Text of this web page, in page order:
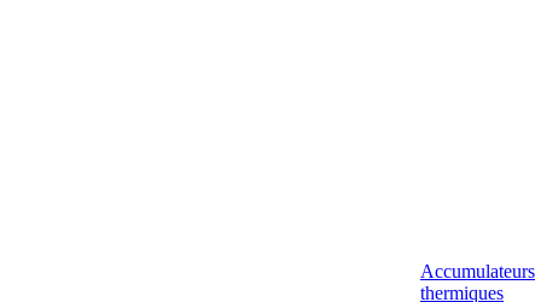
Accumulateurs
thermiques